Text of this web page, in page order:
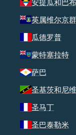
安提瓜和巴
英属维尔京
瓜德罗普
蒙特塞拉特
萨巴
圣基茨和尼
圣马丁
圣巴泰勒米